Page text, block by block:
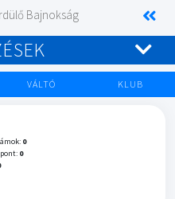
Bajnokság
VÁLTÓ KLUB
0
0